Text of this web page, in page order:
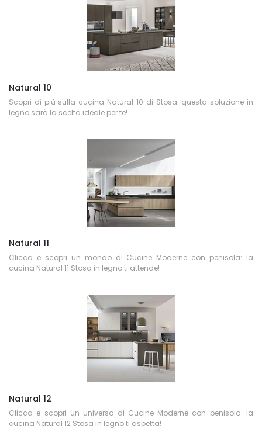
Natural 10
Scopri di più sulla cucina Natural 10 di Stosa: questa soluzione in
legno sarà la scelta ideale per te!
Natural 11
Clicca e scopri un mondo di Cucine Moderne con penisola: la
cucina Natural 11 Stosa in legno ti attende!
Natural 12
Clicca e scopri un universo di Cucine Moderne con penisola: la
cucina Natural 12 Stosa in legno ti aspetta!